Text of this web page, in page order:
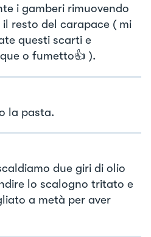
i gamberi rimuovendo
resto del carapace ( mi
questi scarti e
o fumetto👍 ).
la pasta.
due giri di olio
lo scalogno tritato e
a metà per aver